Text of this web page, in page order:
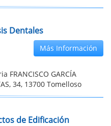
Dentales
Más Información
FRANCISCO GARCÍA
34, 13700 Tomelloso
de Edificación